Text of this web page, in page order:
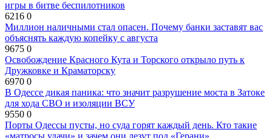
игры в битве беспилотников
6216 0
Миллион наличными стал опасен. Почему банки заставят вас
объяснять каждую копейку с августа
9675 0
Освобождение Красного Кута и Торского открыло путь к
Дружковке и Краматорску
6970 0
В Одессе дикая паника: что значит разрушение моста в Затоке
для хода СВО и изоляции ВСУ
9550 0
Порты Одессы пусты, но суда горят каждый день. Кто такие